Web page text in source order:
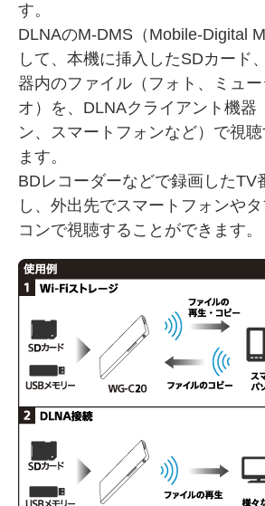
す。
DLNAのM-DMS（Mobile-Digital
して、本機に挿入したSDカード
器内のファイル（フォト、ミュ
オ）を、DLNAクライアント機器
ン、スマートフォンなど）で視
ます。
BDレコーダーなどで録画したTV
し、外出先でスマートフォンや
コンで視聴することができます。